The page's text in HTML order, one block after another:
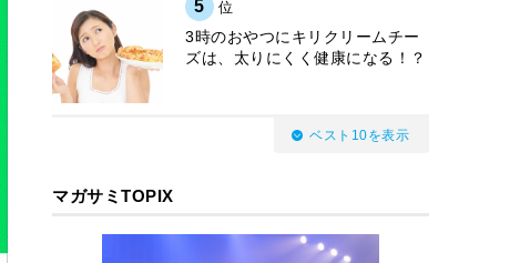
5 位
3時のおやつにキリクリームチー
ズは、太りにくく健康になる！？
ベスト10を表示
マガサミTOPIX